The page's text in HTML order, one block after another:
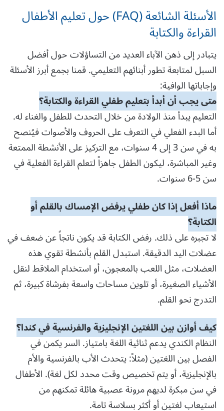
الأسئلة الشائعة (FAQ) حول تعليم الأطفال
القراءة والكتابة
يتبادر إلى ذهن الآباء العديد من التساؤلات حول أفضل
السبل لمتابعة تطور أبنائهم التعليمي. قمنا بجمع أبرز الأسئلة
وإجاباتها الوافية:
متى يجب أن أبدأ بتعليم طفلي القراءة والكتابة؟
التعليم يبدأ منذ الولادة من خلال التحدث للطفل والغناء له.
أما البدء الفعلي في التعرف على الحروف والأصوات فيُنصح
به في سن 3 إلى 4 سنوات، مع التركيز على الأنشطة الممتعة
وغير المباشرة، ليكون الطفل جاهزاً لتعلم القراءة الفعلية في
سن 5-6 سنوات.
ماذا أفعل إذا كان طفلي يرفض الإمساك بالقلم أو
الكتابة؟
لا تجبره على ذلك. رفض الكتابة قد يكون ناتجاً عن ضعف في
عضلات اليد الدقيقة. استبدل القلم بأنشطة تقوي هذه
العضلات، مثل اللعب بالمعجون، أو استخدام الملاقط لنقل
الأشياء الصغيرة، أو تلوين مساحات واسعة بفرشاة كبيرة، ثم
التدرج نحو القلم.
كيف أوازن بين اللغتين الإنجليزية والفرنسية في كندا؟
النظام الكندي يدعم ثنائية اللغة بامتياز. السر يكمن في
الفصل بين اللغتين (مثلاً: يتحدث الأب بالفرنسية والأم
بالإنجليزية، أو يتم تخصيص وقت محدد لكل لغة). الأطفال
في سن مبكرة لديهم مرونة عصبية هائلة تمكنهم من
استيعاب لغتين أو أكثر بسلاسة تامة.